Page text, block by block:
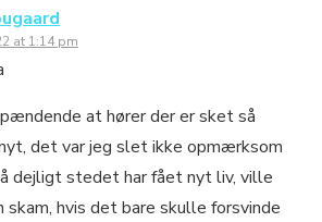
at 1:14 pm
at hører der er sket så
det var jeg slet ikke opmærksom
dejligt stedet har fået nyt liv, ville
hvis det bare skulle forsvinde